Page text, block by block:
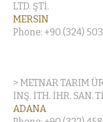
LTD. ŞTİ.
MERSIN
Phone: +90 (324)
> METNAR TARIM
İNŞ. İTH. İHR. SAN.
ADANA